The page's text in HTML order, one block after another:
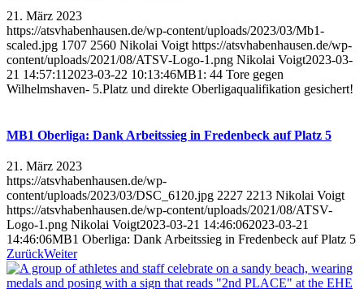
21. März 2023
https://atsvhabenhausen.de/wp-content/uploads/2023/03/Mb1-
scaled.jpg 1707 2560 Nikolai Voigt https://atsvhabenhausen.de/wp-
content/uploads/2021/08/ATSV-Logo-1.png Nikolai Voigt2023-03-
21 14:57:11 2023-03-22 10:13:46MB1: 44 Tore gegen
Wilhelmshaven- 5.Platz und direkte Oberligaqualifikation gesichert!
MB1 Oberliga: Dank Arbeitssieg in Fredenbeck auf Platz 5
21. März 2023
https://atsvhabenhausen.de/wp-
content/uploads/2023/03/DSC_6120.jpg 2227 2213 Nikolai Voigt
https://atsvhabenhausen.de/wp-content/uploads/2021/08/ATSV-
Logo-1.png Nikolai Voigt2023-03-21 14:46:062023-03-21
14:46:06MB1 Oberliga: Dank Arbeitssieg in Fredenbeck auf Platz 5
ZurückWeiter